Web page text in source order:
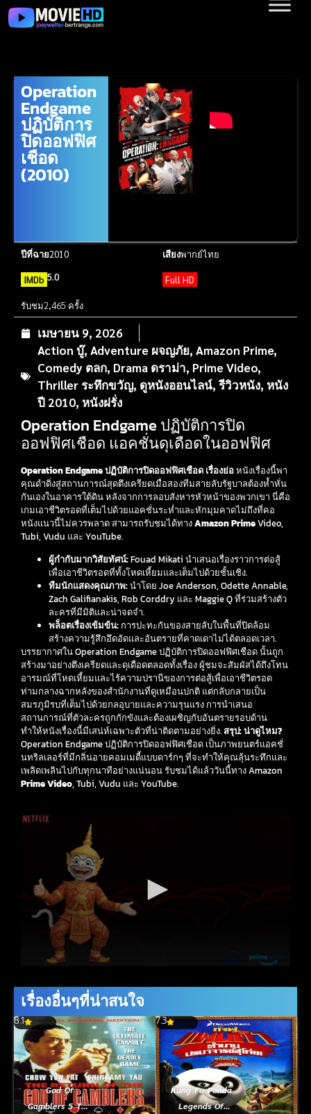
Operation
Endgame
ปฏิบัติการ
ปิดออฟฟิศ
เชือด
(2010)
ปีที่ฉาย2010 เสียงพากย์ไทย
IMDb 5.0 Full HD
รับชม2,465 ครั้ง
เมษายน 9, 2026
Action บู๊, Adventure ผจญภัย, Amazon Prime,
Comedy ตลก, Drama ดราม่า, Prime Video,
Thriller ระทึกขวัญ, ดูหนังออนไลน์,รีวิวหนัง, หนัง
ปี 2010, หนังฝรั่ง
Operation Endgame ปฏิบัติการปิด
ออฟฟิศเชือด แอคชั่นดุเดือดในออฟฟิศ
Operation Endgame ปฏิบัติการปิดออฟฟิศเชือด เรื่องย่อหนังเรื่องนี้พา
คุณดำดิ่งสู่สถานการณ์สุดตึงเครียดเมื่อสองทีมสายลับรัฐบาลต้องห้ำหั่น
กันเองในอาคารใต้ดิน หลังจากการลอบสังหารหัวหน้าของพวกเขา นี่คือ
เกมเอาชีวิตรอดที่เต็มไปด้วยแอคชั่นระห่ำและหักมุมคาดไม่ถึงที่คอ
หนังแนวนี้ไม่ควรพลาด สามารถรับชมได้ทางAmazon PrimeVideo,
Tubi, Vudu และ YouTube.
ผู้กำกับมากวิสัยทัศน์:Fouad Mikati นำเสนอเรื่องราวการต่อสู้
เพื่อเอาชีวิตรอดที่ทั้งโหดเหี้ยมและเต็มไปด้วยชั้นเชิง.
ทีมนักแสดงคุณภาพ:นำโดย Joe Anderson, Odette Annable,
Zach Galifianakis, Rob Corddry และ Maggie Q ที่ร่วมสร้างตัว
ละครที่มีมิติและน่าจดจำ.
พล็อตเรื่องเข้มข้น: การปะทะกันของสายลับในพื้นที่ปิดล้อม
สร้างความรู้สึกอึดอัดและอันตรายที่คาดเดาไม่ได้ตลอดเวลา.
บรรยากาศใน Operation Endgame ปฏิบัติการปิดออฟฟิศเชือด นั้นถูก
สร้างมาอย่างตึงเครียดและดุเดือดตลอดทั้งเรื่อง ผู้ชมจะสัมผัสได้ถึงโทน
อารมณ์ที่โหดเหี้ยมและไร้ความปรานีของการต่อสู้เพื่อเอาชีวิตรอด
ท่ามกลางฉากหลังของสำนักงานที่ดูเหมือนปกติ แต่กลับกลายเป็น
สมรภูมิรบที่เต็มไปด้วยกลอุบายและความรุนแรง การนำเสนอ
สถานการณ์ที่ตัวละครถูกกักขังและต้องเผชิญกับอันตรายรอบด้าน
ทำให้หนังเรื่องนี้มีเสน่ห์เฉพาะตัวที่น่าติดตามอย่างยิ่ง.สรุป: น่าดูไหม?
Operation Endgame ปฏิบัติการปิดออฟฟิศเชือด เป็นภาพยนตร์แอคชั่
นทริลเลอร์ที่มีกลิ่นอายคอมเมดี้แบบดาร์กๆ ที่จะทำให้คุณลุ้นระทึกและ
เพลิดเพลินไปกับทุกนาทีอย่างแน่นอน รับชมได้แล้ววันนี้ทาง Amazon
Prime Video, Tubi, Vudu และ YouTube.
เรื่องอื่นๆที่น่าสนใจ
8.1
God Of
Gamblers 5 The
7.3
Kung Fu Panda
Legends Of